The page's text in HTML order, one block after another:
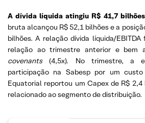
A dívida líquida atingiu R$ 41,7
bruta alcançou R$ 52,1 bilhões e a
bilhões. A relação dívida líquida/
relação ao trimestre anterior e bem
covenants(4,5x). No trimestre, a
participação na Sabesp por um
Equatorial reportou um Capex de R$
relacionado ao segmento de distribuição.